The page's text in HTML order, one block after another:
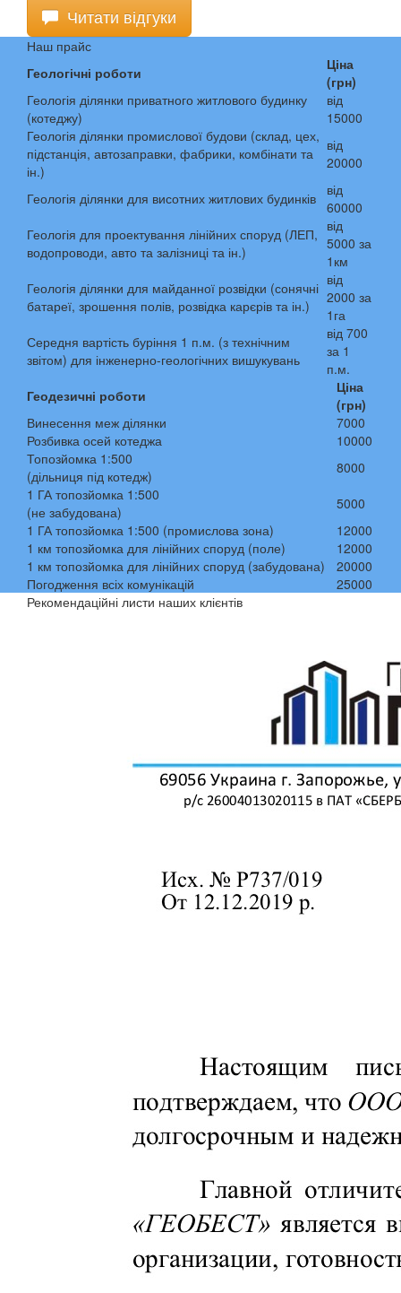
Читати відгуки
Наш прайс
Геологічні роботи
Ціна
(грн)
Геологія ділянки приватного житлового будинку
(котеджу)
від
15000
Геологія ділянки промислової будови (склад, цех,
підстанція, автозаправки, фабрики, комбінати та
ін.)
від
20000
Геологія ділянки для висотних житлових будинків
від
60000
Геологія для проектування лінійних споруд (ЛЕП,
водопроводи, авто та залізниці та ін.)
від
5000 за
1км
Геологія ділянки для майданної розвідки (сонячні
батареї, зрошення полів, розвідка карєрів та ін.)
від
2000 за
1га
Середня вартість буріння 1 п.м. (з технічним
звітом) для інженерно-геологічних вишукувань
від 700
за 1
п.м.
Геодезичні роботи
Ціна
(грн)
Винесення меж ділянки
7000
Розбивка осей котеджа
10000
Топозйомка 1:500
(дільниця під котедж)
8000
1 ГА топозйомка 1:500
(не забудована)
5000
1 ГА топозйомка 1:500 (промислова зона)
12000
1 км топозйомка для лінійних споруд (поле)
12000
1 км топозйомка для лінійних споруд (забудована)
20000
Погодження всіх комунікацій
25000
Рекомендаційні листи наших клієнтів